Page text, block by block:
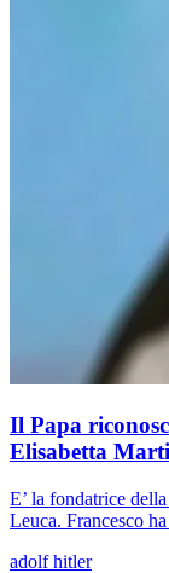
Il Papa
Elisabetta
E’ la fondatrice
Leuca. Francesco
adolf hitler